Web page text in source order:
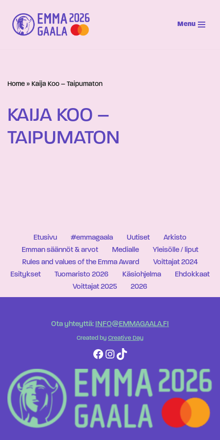
Siirry
suoraan
Menu
Home » Kaija Koo – Taipumaton
KAIJA KOO –
TAIPUMATON
Etusivu #emmagaala Uutiset
Arkisto
Emman säännöt & arvot
Medialle
Yleisölle / liput
Rules and values of the Emma Award
Voittajat 2024
Esitykset
Tuomaristo 2026 Käsiohjelma
Ehdokkaat
Voittajat 2025
2026
Ota yhteyttä: INFO@EMMAGAALA.FI
Created by Creative Day